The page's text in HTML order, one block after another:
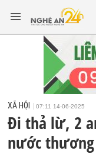
XÃ HỘI 07:11 14-06-2025
Đi thả lừ, 2
nước